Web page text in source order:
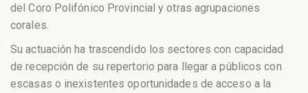
del Coro Polifónico Provincial y otras agrupaciones
corales.
Su actuación ha trascendido los sectores con capacidad
de recepción de su repertorio para llegar a públicos con
escasas o inexistentes oportunidades de acceso a la